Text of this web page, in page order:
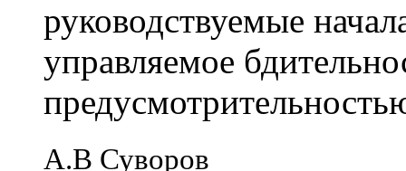
руководствуемые
управляемое
А.В Суворов